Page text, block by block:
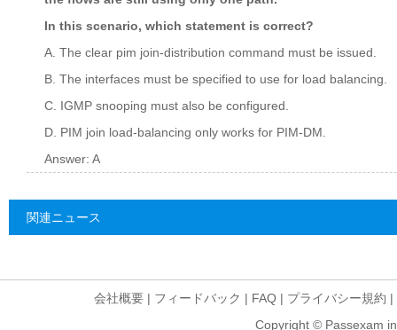
In this scenario, which statement is correct?
A. The clear pim join-distribution command must be issued.
B. The interfaces must be specified to use for load balancing.
C. IGMP snooping must also be configured.
D. PIM join load-balancing only works for PIM-DM.
Answer: A
関連ニュース
会社概要 | フィードバック | FAQ | プライバシー規約 |
Copyright © Passexam